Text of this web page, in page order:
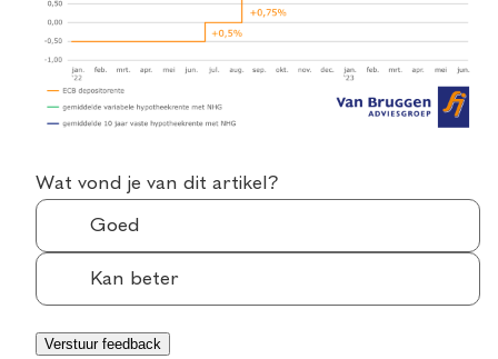
Wat vond je van dit artikel?
Goed
Kan beter